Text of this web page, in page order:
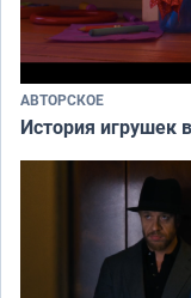
АВТОРСКОЕ
История игрушек